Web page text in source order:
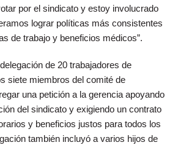
por el sindicato y estoy involucrado
lograr políticas más consistentes
de trabajo y beneficios médicos”.
de 20 trabajadores de
siete miembros del comité de
una petición a la gerencia apoyando
del sindicato y exigiendo un contrato
y beneficios justos para todos los
también incluyó a varios hijos de